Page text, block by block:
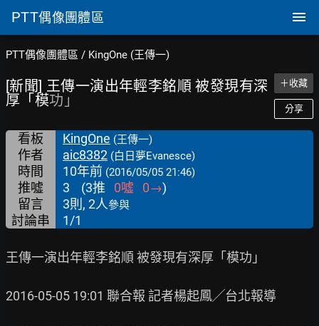
PTT偶像團體區
PTT偶像團體區 / KingOne (王傳一)
[新聞] 王傳一演出年輕李銘順 被發現有深
厚「模功」
＋收藏
分享
看板 KingOne (王傳一)
作者 aic8382 (白日夢Evanesce)
時間 10年前 (2016/05/05 21:46)
推噓 3 (3推 0噓 0→)
留言
3則, 2人參與
討論串 1/1
王傳一演出年輕李銘順 被發現有深厚「模功」
2016-05-05 19:01 聯合報 記者楊起鳳╱台北報導